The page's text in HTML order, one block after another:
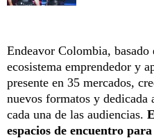
Endeavor Colombia,
ecosistema emprendedor y
presente en 35 mercados,
nuevos formatos y dedicada
cada una de las audiencias.
espacios de encuentro